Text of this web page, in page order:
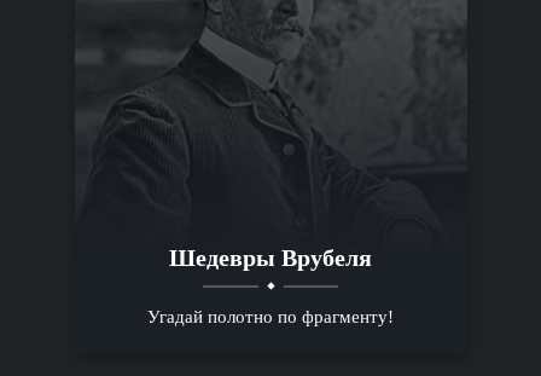
Шедевры Врубеля
Угадай полотно по фрагменту!